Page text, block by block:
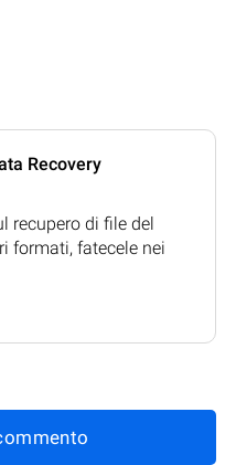
Recovery
recupero di file del
formati, fatecele nei